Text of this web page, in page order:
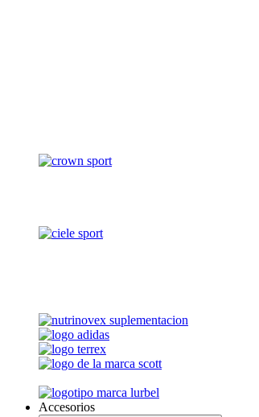
Accesorios